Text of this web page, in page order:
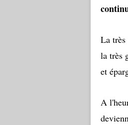
La très
la très
et
A